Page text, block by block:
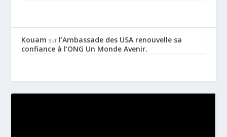
Kouam sur l’Ambassade des USA renouvelle sa
confiance à l’ONG Un Monde Avenir.